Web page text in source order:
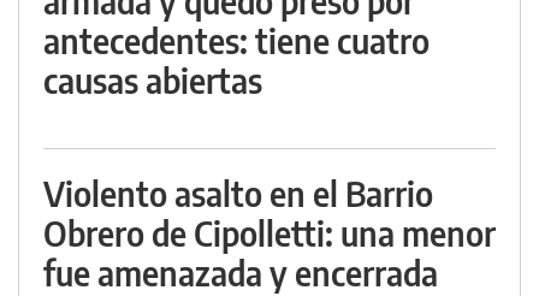
antecedentes: tiene cuatro
causas abiertas
Violento asalto en el Barrio
Obrero de Cipolletti: una menor
fue amenazada y encerrada